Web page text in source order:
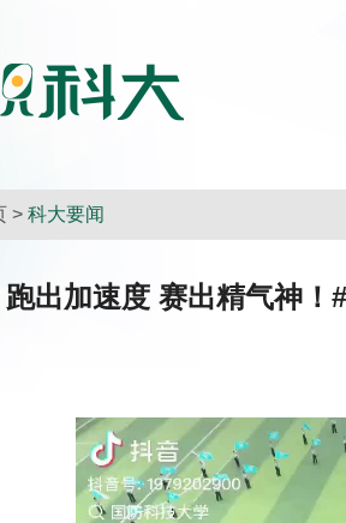
> 科大要闻
跑出加速度 赛出精气神！